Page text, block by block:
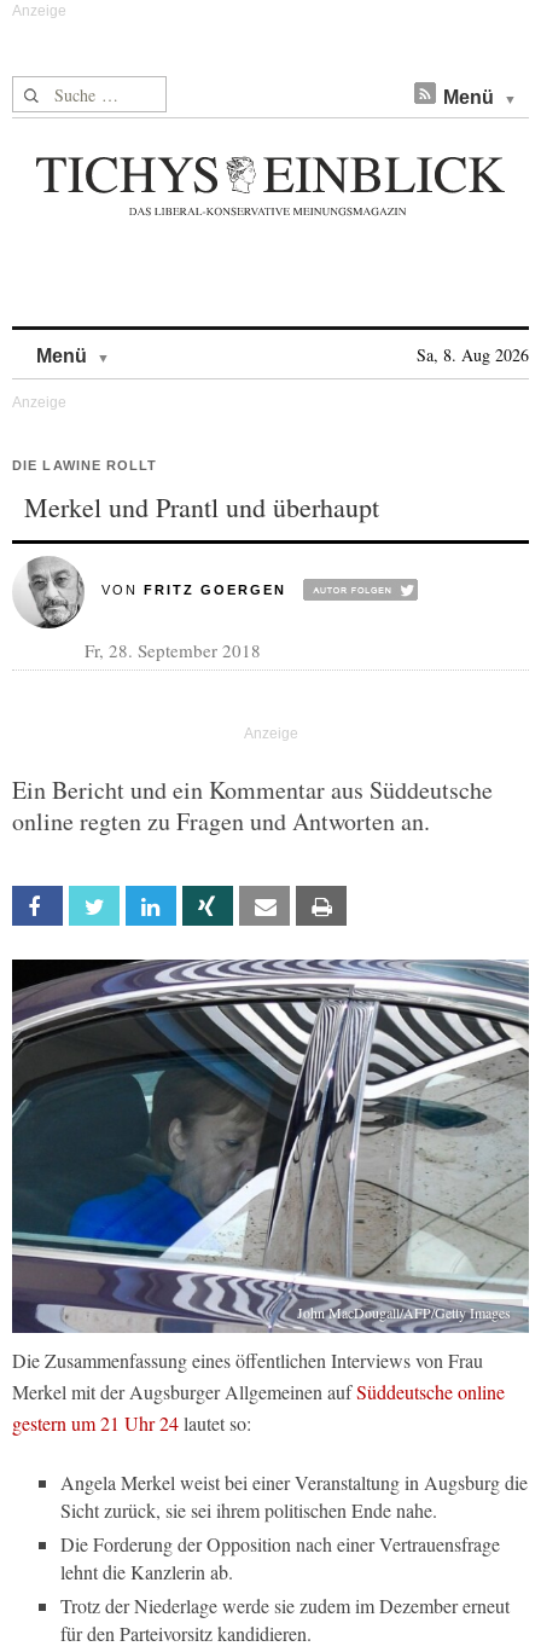
Suche nach: Menü
Menü Sa, 8. Aug 2026
DIE LAWINE ROLLT
Merkel und Prantl und überhaupt
VON FRITZ GOERGEN
Fr, 28. September 2018
Ein Bericht und ein Kommentar aus Süddeutsche
online regten zu Fragen und Antworten an.
Facebook Twitter Linkedin Xing Email
John MacDougall/AFP/Getty Images
Die Zusammenfassung eines öffentlichen Interviews von Frau
Merkel mit der Augsburger Allgemeinen aufSüddeutsche online
gestern um 21 Uhr 24lautet so:
Angela Merkel weist bei einer Veranstaltung in Augsburg die
Sicht zurück, sie sei ihrem politischen Ende nahe.
Die Forderung der Opposition nach einer Vertrauensfrage
lehnt die Kanzlerin ab.
Trotz der Niederlage werde sie zudem im Dezember erneut
für den Parteivorsitz kandidieren.